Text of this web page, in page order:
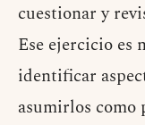
cuestionar y
Ese ejercicio es
identificar
asumirlos